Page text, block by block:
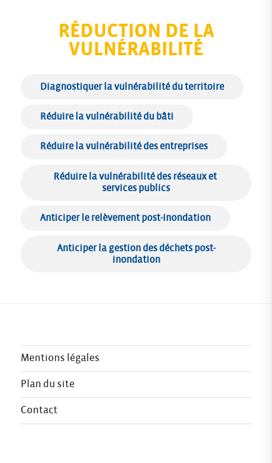
RÉDUCTION DE LA
VULNÉRABILITÉ
Diagnostiquer la vulnérabilité du territoire
Réduire la vulnérabilité du bâti
Réduire la vulnérabilité des entreprises
Réduire la vulnérabilité des réseaux et
services publics
Anticiper le relèvement post-inondation
Anticiper la gestion des déchets post-
inondation
Mentions légales
Plan du site
Contact